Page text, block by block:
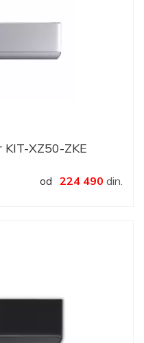
XZ50-ZKE
od 224 490 din.